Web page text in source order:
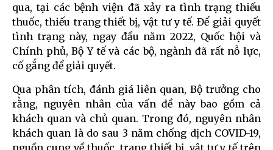
qua, tại các bệnh viện đã xảy ra tình trạng thiếu
thuốc, thiếu trang thiết bị, vật tư y tế. Để giải quyết
tình trạng này, ngay đầu năm 2022, Quốc hội và
Chính phủ, Bộ Y tế và các bộ, ngành đã rất nỗ lực,
cố gắng để giải quyết.
Qua phân tích, đánh giá liên quan, Bộ trưởng cho
rằng, nguyên nhân của vấn đề này bao gồm cả
khách quan và chủ quan. Trong đó, nguyên nhân
khách quan là do sau 3 năm chống dịch COVID-19,